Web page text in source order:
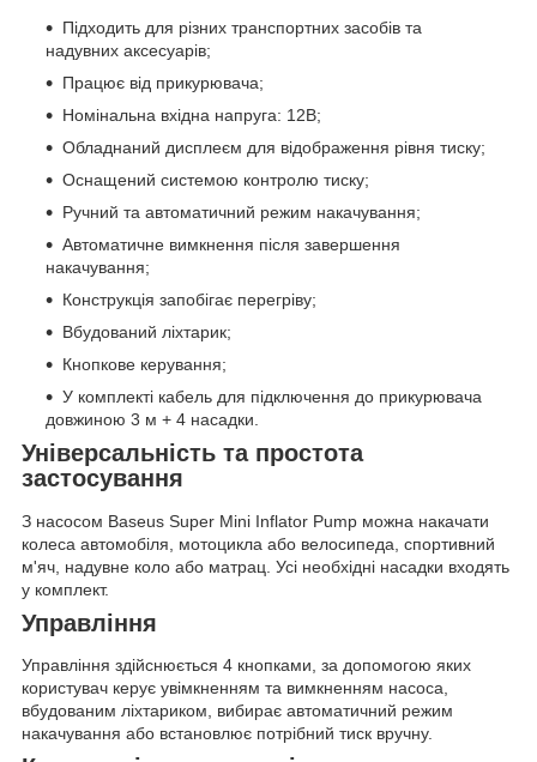
Підходить для різних транспортних засобів та
надувних аксесуарів;
Працює від прикурювача;
Номінальна вхідна напруга: 12В;
Обладнаний дисплеєм для відображення рівня тиску;
Оснащений системою контролю тиску;
Ручний та автоматичний режим накачування;
Автоматичне вимкнення після завершення
накачування;
Конструкція запобігає перегріву;
Вбудований ліхтарик;
Кнопкове керування;
У комплекті кабель для підключення до прикурювача
довжиною 3 м + 4 насадки.
Універсальність та простота
застосування
З насосом Baseus Super Mini Inflator Pump можна накачати
колеса автомобіля, мотоцикла або велосипеда, спортивний
м'яч, надувне коло або матрац. Усі необхідні насадки входять
у комплект.
Управління
Управління здійснюється 4 кнопками, за допомогою яких
користувач керує увімкненням та вимкненням насоса,
вбудованим ліхтариком, вибирає автоматичний режим
накачування або встановлює потрібний тиск вручну.